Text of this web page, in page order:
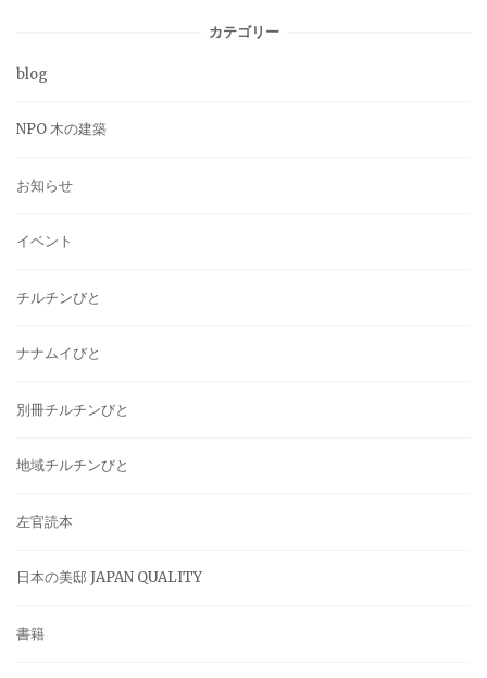
カテゴリー
blog
NPO 木の建築
お知らせ
イベント
チルチンびと
ナナムイびと
別冊チルチンびと
地域チルチンびと
左官読本
日本の美邸 JAPAN QUALITY
書籍